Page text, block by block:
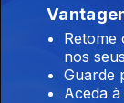
Retome
nos
Guarde
Aceda